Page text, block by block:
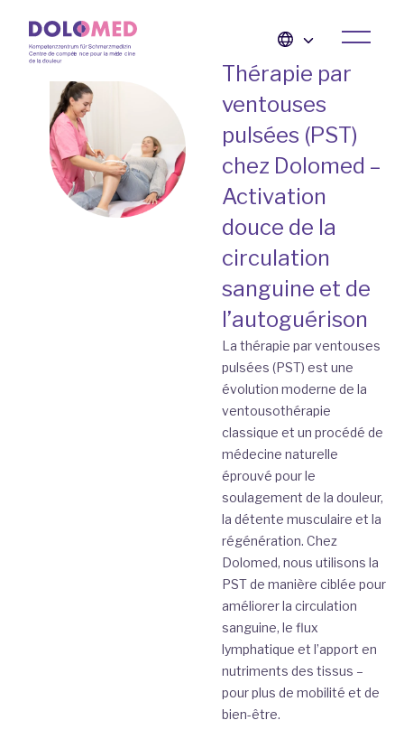
Thérapie par
ventouses
pulsées (PST)
chez Dolomed –
Activation
douce de la
circulation
sanguine et de
l’autoguérison
La thérapie par ventouses
pulsées (PST) est une
évolution moderne de la
ventousothérapie
classique et un procédé de
médecine naturelle
éprouvé pour le
soulagement de la douleur,
la détente musculaire et la
régénération. Chez
Dolomed, nous utilisons la
PST de manière ciblée pour
améliorer la circulation
sanguine, le flux
lymphatique et l’apport en
nutriments des tissus –
pour plus de mobilité et de
bien-être.